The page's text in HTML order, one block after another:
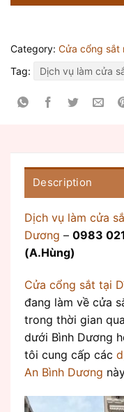
Category: Cửa cổng sắt
Tag:
Dịch vụ làm cửa
Description
Dịch vụ làm cửa
Dương – 0983
(A.Hùng)
Cửa cổng sắt tại
đang làm về cửa
trong thời gian
dưới Bình Dương
tôi cung cấp các
An Bình Dương